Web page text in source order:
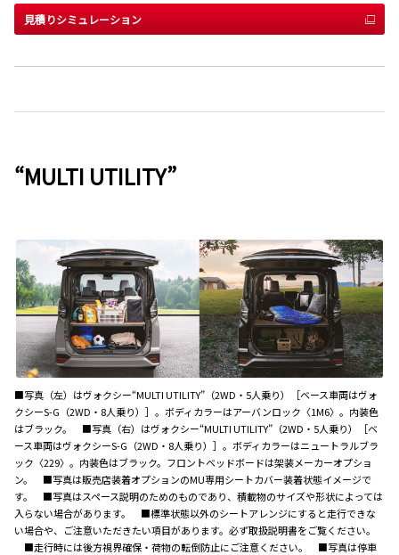
見積りシミュレーション
“MULTI UTILITY”
■写真（左）はヴォクシー“MULTI UTILITY”（2WD・5人乗り）［ベース車両はヴォ
クシーS-G（2WD・8人乗り）］。ボディカラーはアーバンロック〈1M6〉。内装色
はブラック。 ■写真（右）はヴォクシー“MULTI UTILITY”（2WD・5人乗り）［ベ
ース車両はヴォクシーS-G（2WD・8人乗り）］。ボディカラーはニュートラルブラ
ック〈229〉。内装色はブラック。フロントベッドボードは架装メーカーオプショ
ン。 ■写真は販売店装着オプションのMU専用シートカバー装着状態イメージで
す。 ■写真はスペース説明のためのものであり、積載物のサイズや形状によっては
入らない場合があります。 ■標準状態以外のシートアレンジにすると走行できな
い場合や、ご注意いただきたい項目があります。必ず取扱説明書をご覧ください。
■走行時には後方視界確保・荷物の転倒防止にご注意ください。 ■写真は停車